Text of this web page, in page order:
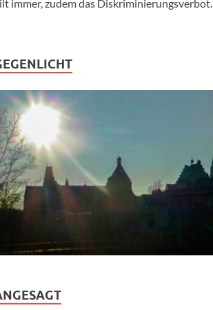
immer, zudem das Diskriminierungsverbot.